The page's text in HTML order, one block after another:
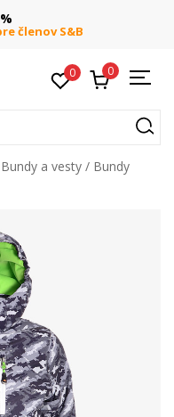
členov S&B
0 0
Bundy a vesty
Bundy